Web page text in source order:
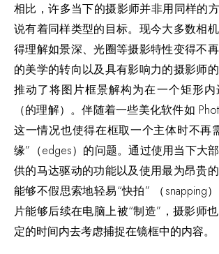
相比，许多当下的摄影师并非用同样的
说有着同样类型的目标。现今大多数相
得理解如景深、光圈等摄影特性变得不
的美学的转向以及具有影响力的摄影师
推动了将图片框景解构为在一个矩形
（的理解）。伴随着一些美化软件如
这一情况也使得在框取一个主体时不再
缘”（edges）的问题。通过使用当下大
供的马达驱动的功能以及使用最为昂贵
能够不假思索地轻易“快拍” （snapping
片能够后续在电脑上被“制造”，摄影师
定的时间内去考虑捕捉在镜框中的内容。